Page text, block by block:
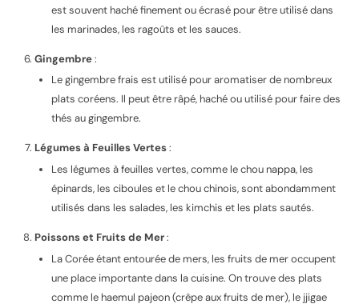
est souvent haché finement ou écrasé pour être utilisé dans
les marinades, les ragoûts et les sauces.
Gingembre:
Le gingembre frais est utilisé pour aromatiser de nombreux
plats coréens. Il peut être râpé, haché ou utilisé pour faire des
thés au gingembre.
Légumes à Feuilles Vertes:
Les légumes à feuilles vertes, comme le chou nappa, les
épinards, les ciboules et le chou chinois, sont abondamment
utilisés dans les salades, les kimchis et les plats sautés.
Poissons et Fruits de Mer:
La Corée étant entourée de mers, les fruits de mer occupent
une place importante dans la cuisine. On trouve des plats
comme le haemul pajeon (crêpe aux fruits de mer), le jjigae